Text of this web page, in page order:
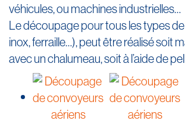
véhicules, ou machines industrielles…
Le découpage pour tous les types
inox, ferraille…), peut être réalisé soit
avec un chalumeau, soit à l’aide de